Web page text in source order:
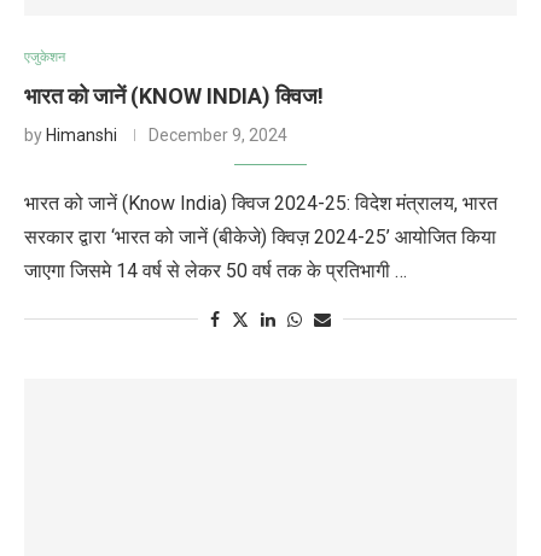
एजुकेशन
भारत को जानें (KNOW INDIA) क्विज!
by Himanshi December 9, 2024
भारत को जानें (Know India) क्विज 2024-25: विदेश मंत्रालय, भारत
सरकार द्वारा ‘भारत को जानें (बीकेजे) क्विज़ 2024-25’ आयोजित किया
जाएगा जिसमे 14 वर्ष से लेकर 50 वर्ष तक के प्रतिभागी …